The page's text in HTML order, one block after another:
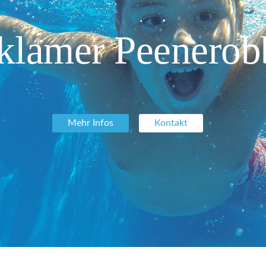
Kontakt
Mehr Infos